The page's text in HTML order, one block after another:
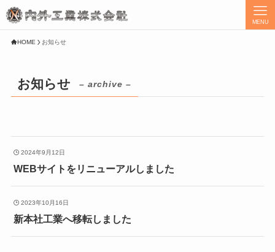
MENU
HOME お知らせ
お知らせ – archive –
2024年9月12日
WEBサイトをリニューアルしました
2023年10月16日
新本社工業へ移転しました